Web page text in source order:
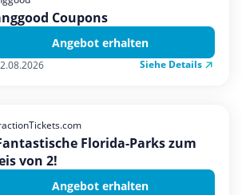
Coupons
Angebot erhalten
Siehe Details
Florida-Parks zum
von 2!
Angebot erhalten